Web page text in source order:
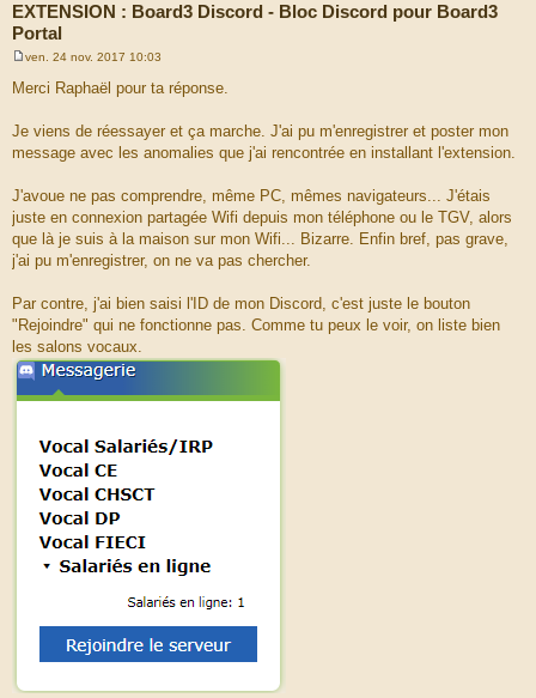
EXTENSION : Board3 Discord - Bloc Discord pour Board3
Portal
s
g
e
ven. 24 nov. 2017 10:03
Merci Raphaël pour ta réponse.
Je viens de réessayer et ça marche. J'ai pu m'enregistrer et poster mon
message avec les anomalies que j'ai rencontrée en installant l'extension.
J'avoue ne pas comprendre, même PC, mêmes navigateurs... J'étais
juste en connexion partagée Wifi depuis mon téléphone ou le TGV, alors
que là je suis à la maison sur mon Wifi... Bizarre. Enfin bref, pas grave,
j'ai pu m'enregistrer, on ne va pas chercher.
Par contre, j'ai bien saisi l'ID de mon Discord, c'est juste le bouton
"Rejoindre" qui ne fonctionne pas. Comme tu peux le voir, on liste bien
les salons vocaux.